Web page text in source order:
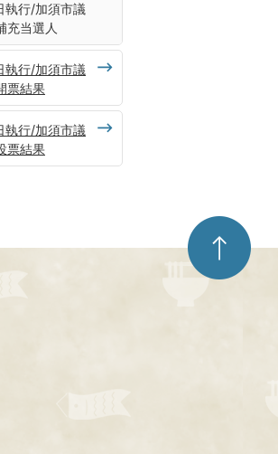
行/加須市議
充当選人
行/加須市議
票結果
行/加須市議
票結果
ペ
ー
ジ